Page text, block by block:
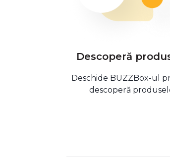
Descoperă
Deschide BUZZBox-ul
descoperă